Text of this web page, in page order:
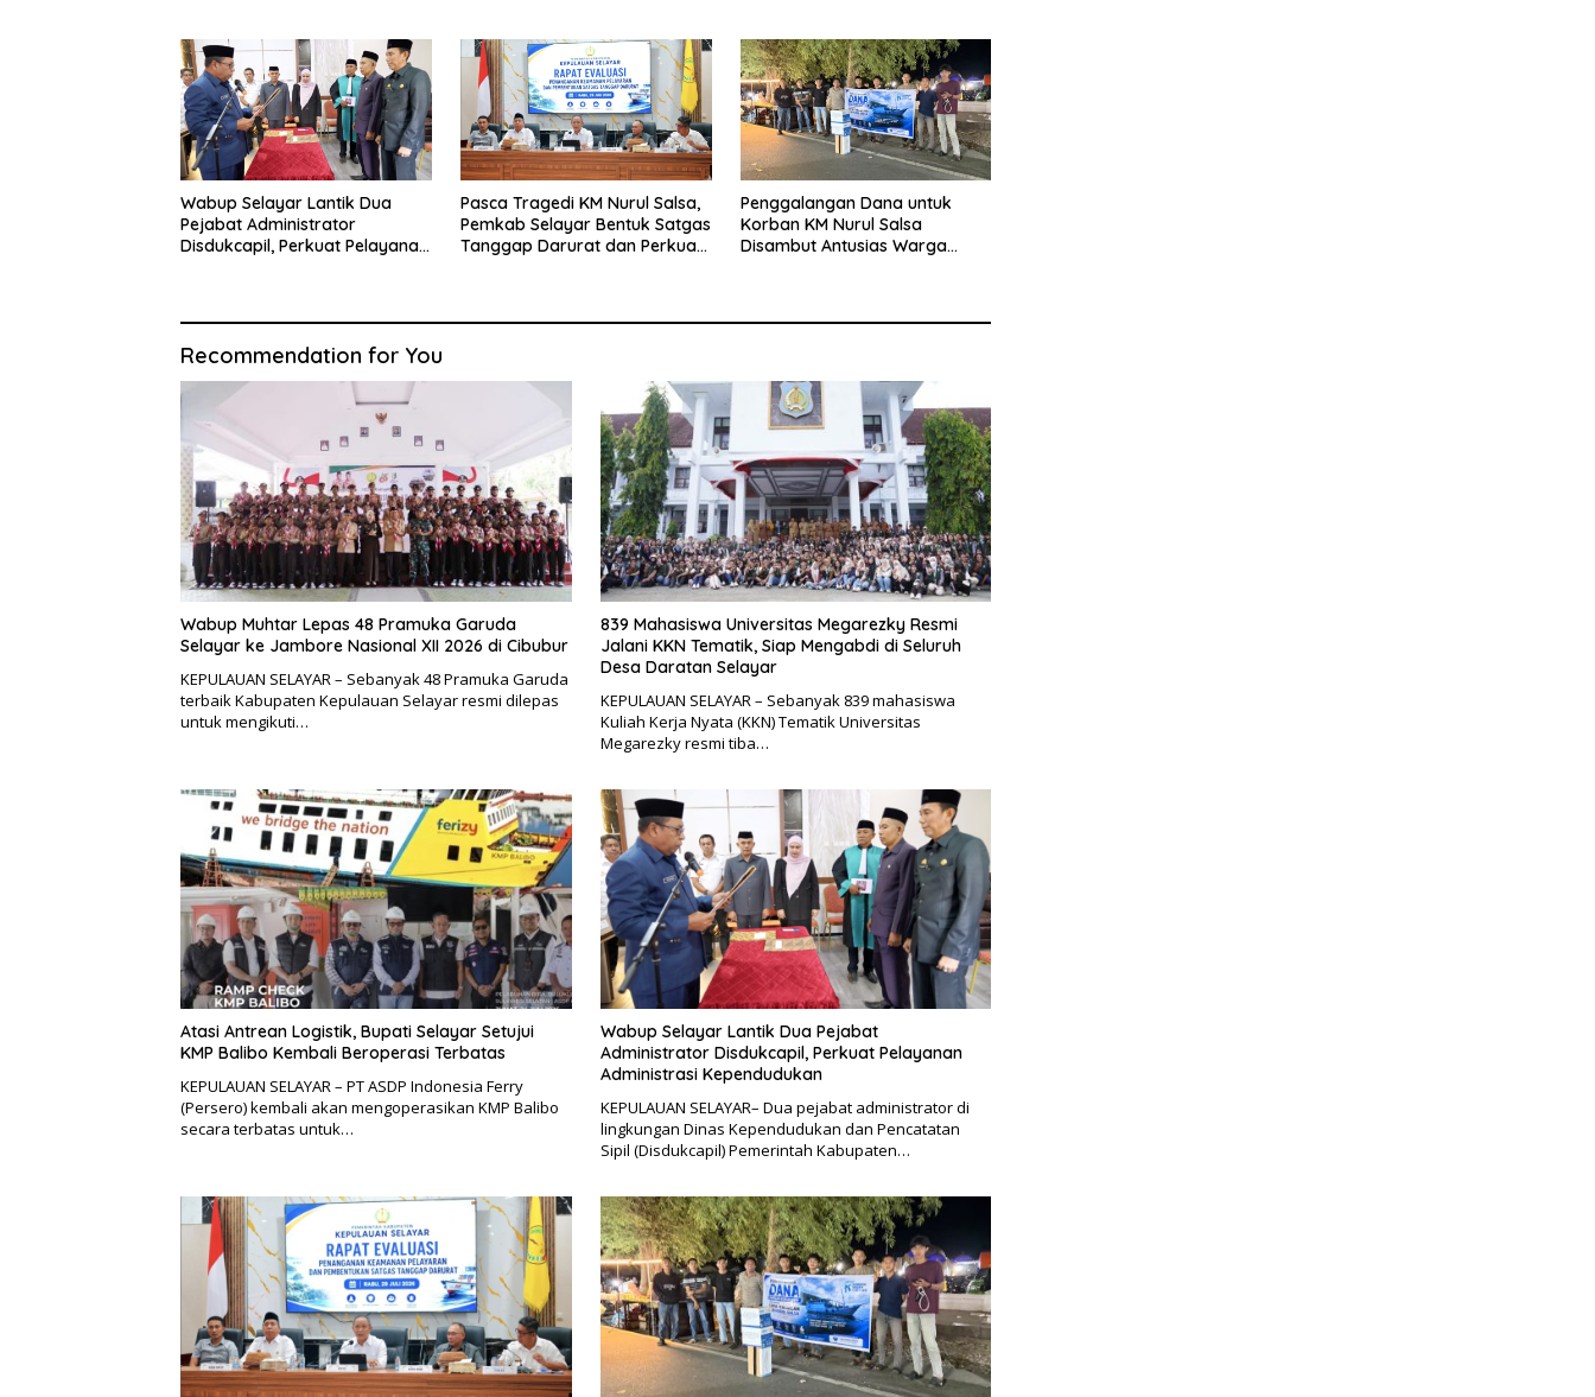
Wabup Selayar Lantik Dua
Pejabat Administrator
Disdukcapil, Perkuat Pelayanan
Pasca Tragedi KM Nurul Salsa,
Pemkab Selayar Bentuk Satgas
Tanggap Darurat dan Perkuat
Penggalangan Dana untuk
Korban KM Nurul Salsa
Disambut Antusias Warga
Recommendation for You
Wabup Muhtar Lepas 48 Pramuka Garuda
Selayar ke Jambore Nasional XII 2026 di Cibubur
KEPULAUAN SELAYAR – Sebanyak 48 Pramuka Garuda
terbaik Kabupaten Kepulauan Selayar resmi dilepas
untuk mengikuti…
839 Mahasiswa Universitas Megarezky Resmi
Jalani KKN Tematik, Siap Mengabdi di Seluruh
Desa Daratan Selayar
KEPULAUAN SELAYAR – Sebanyak 839 mahasiswa
Kuliah Kerja Nyata (KKN) Tematik Universitas
Megarezky resmi tiba…
Atasi Antrean Logistik, Bupati Selayar Setujui
KMP Balibo Kembali Beroperasi Terbatas
KEPULAUAN SELAYAR – PT ASDP Indonesia Ferry
(Persero) kembali akan mengoperasikan KMP Balibo
secara terbatas untuk…
Wabup Selayar Lantik Dua Pejabat
Administrator Disdukcapil, Perkuat Pelayanan
Administrasi Kependudukan
KEPULAUAN SELAYAR– Dua pejabat administrator di
lingkungan Dinas Kependudukan dan Pencatatan
Sipil (Disdukcapil) Pemerintah Kabupaten…